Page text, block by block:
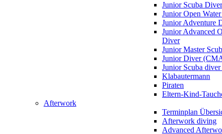
Junior Scuba Diver
Junior Open
Junior Adventure
Junior Advanced
Diver
Junior Master
Junior Diver
Junior Scuba
Klabautermann
Piraten
Eltern-Kind-
Afterwork
Terminplan
Afterwork diving
Advanced